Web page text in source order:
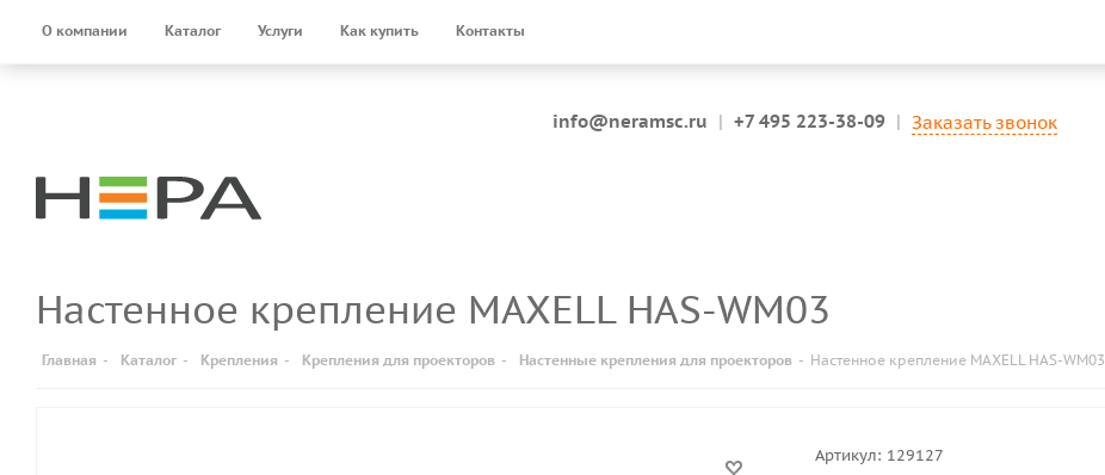
О компании Каталог Услуги Как купить Контакты
info@neramsc.ru | +7 495 223-38-09 | Заказать звонок
Настенное крепление MAXELL HAS-WM03
Главная - Каталог - Крепления - Крепления для проекторов - Настенные крепления для проекторов - Настенное крепление MAXELL HAS-WM03
Артикул: 129127